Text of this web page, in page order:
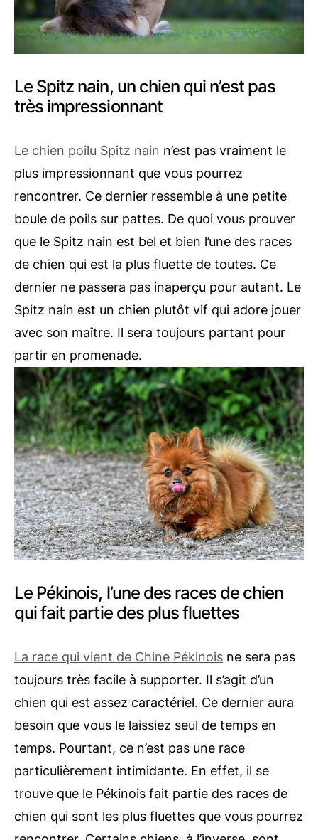
Le Spitz nain, un chien qui n’est pas
très impressionnant
Le chien poilu Spitz nain n’est pas vraiment le
plus impressionnant que vous pourrez
rencontrer. Ce dernier ressemble à une petite
boule de poils sur pattes. De quoi vous prouver
que le Spitz nain est bel et bien l’une des races
de chien qui est la plus fluette de toutes. Ce
dernier ne passera pas inaperçu pour autant. Le
Spitz nain est un chien plutôt vif qui adore jouer
avec son maître. Il sera toujours partant pour
partir en promenade.
Le Pékinois, l’une des races de chien
qui fait partie des plus fluettes
La race qui vient de Chine Pékinois ne sera pas
toujours très facile à supporter. Il s’agit d’un
chien qui est assez caractériel. Ce dernier aura
besoin que vous le laissiez seul de temps en
temps. Pourtant, ce n’est pas une race
particulièrement intimidante. En effet, il se
trouve que le Pékinois fait partie des races de
chien qui sont les plus fluettes que vous pourrez